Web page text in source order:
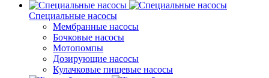
Специальные насосы
Мембранные насосы
Бочковые насосы
Мотопомпы
Дозирующие насосы
Кулачковые пищевые насосы